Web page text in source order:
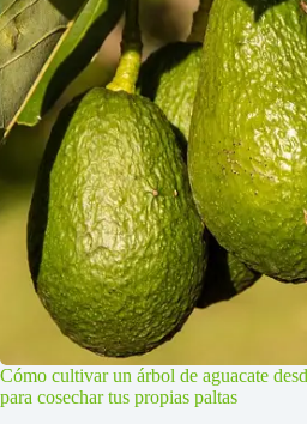
Cómo cultivar un árbol de aguacate
para cosechar tus propias paltas